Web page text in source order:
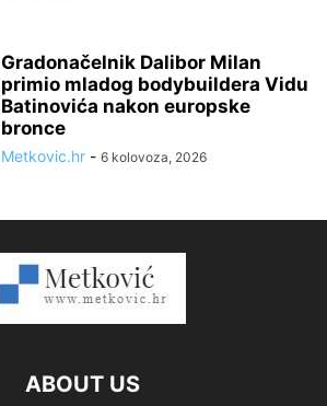
Gradonačelnik Dalibor Milan
primio mladog bodybuildera Vidu
Batinovića nakon europske
bronce
Metkovic.hr - 6 kolovoza, 2026
ABOUT US